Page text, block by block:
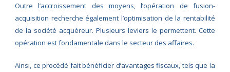
Outre l’accroissement des moyens, l’opération de fusion-
acquisition recherche également l’optimisation de la rentabilité
de la société acquéreur. Plusieurs leviers le permettent. Cette
opération est fondamentale dans le secteur des affaires.
Ainsi, ce procédé fait bénéficier d’avantages fiscaux, tels que la